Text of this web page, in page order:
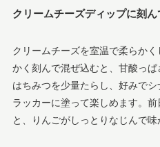
クリームチーズディップに刻ん
クリームチーズを室温で柔らか
かく刻んで混ぜ込むと、甘酸っぱ
はちみつを少量たらし、好みで
ラッカーに塗って楽しめます。
と、りんごがしっとりなじんで味